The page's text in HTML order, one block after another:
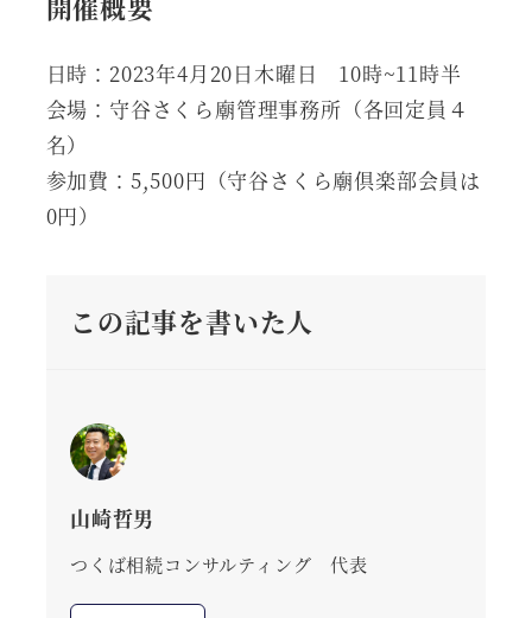
日時：2023年4月20日木曜日 10時~11時半
会場：守谷さくら廟管理事務所（各回定員４
名）
参加費：5,500円（守谷さくら廟倶楽部会員は
0円）
この記事を書いた人
山崎哲男
つくば相続コンサルティング 代表